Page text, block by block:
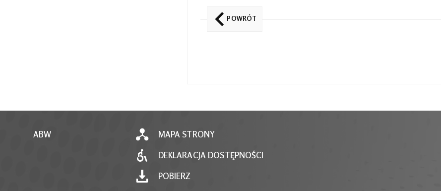
POWRÓT
ABW MAPA STRONY
DEKLARACJA DOSTĘPNOŚCI
POBIERZ